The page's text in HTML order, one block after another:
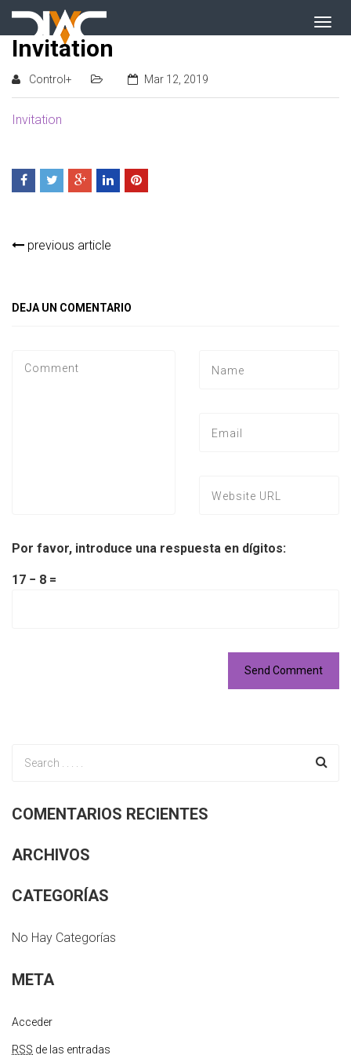
Invitation
Control+ Mar 12, 2019
Invitation
previous article
DEJA UN COMENTARIO
Por favor, introduce una respuesta en dígitos:
17 − 8 =
COMENTARIOS RECIENTES
ARCHIVOS
CATEGORÍAS
No Hay Categorías
META
Acceder
RSS de las entradas